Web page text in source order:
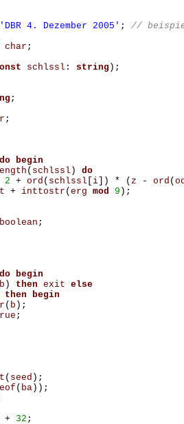
'DBR 4. Dezember 2005' ;
char ;
schlssl : string );
;
;
do begin
( schlssl )
do
2 + ord ( schlssl i ]) * ( z - ord (
+ inttostr ( erg mod 9 );
boolean ;
do begin
b ) then exit else
then begin
( b );
;
( seed );
( ba ));
+ 32 ;